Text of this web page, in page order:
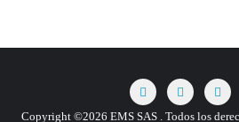
Copyright ©2026 EMS SAS . Todos los